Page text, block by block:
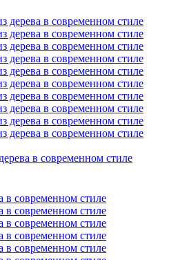
в современном стиле